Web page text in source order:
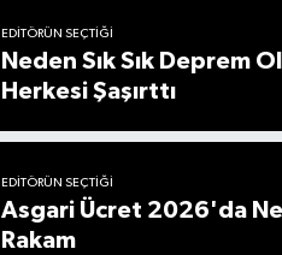
EDITÖRÜN SEÇTIĞI
Neden Sık Sık Deprem
Herkesi Şaşırttı
EDITÖRÜN SEÇTIĞI
Asgari Ücret 2026'da
Rakam